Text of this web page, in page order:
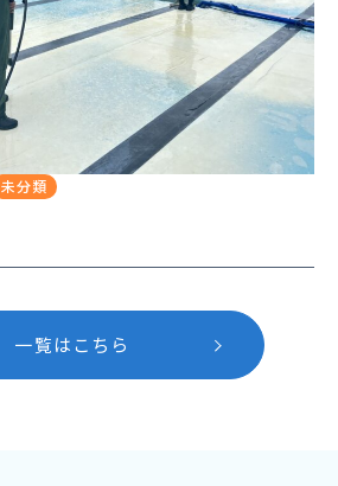
未分類
一覧はこちら